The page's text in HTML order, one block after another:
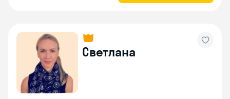
Светлана